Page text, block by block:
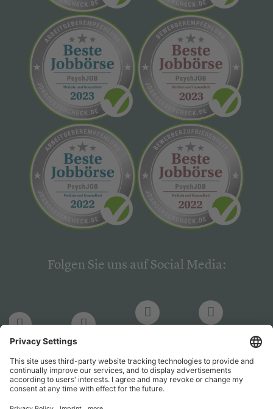
Folgen Sie uns auf Social Media:
LinkedIn
PsychJOB PsychJOB
Hogrefe
Verlag
Hogrefe
Verlag